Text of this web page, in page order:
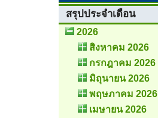
สรุปประจำเดือน
2026
สิงหาคม 2026
กรกฎาคม 2026
มิถุนายน 2026
พฤษภาคม 2026
เมษายน 2026